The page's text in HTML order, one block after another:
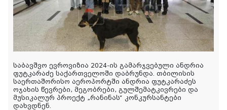
საბავშვო ევროვიზია 2024-ის გამარჯვებული ანდრია
ფუტკარაძე საქართველოში დაბრუნდა. თბილისის
საერთაშორისო აეროპორტში ანდრია ფუტკარაძეს
ოჯახის წევრები, მეგობრები, გულშემატკივრები და
მუსიკალურ პროექტ „რანინას“ კონკურსანტები
დახვდნენ.